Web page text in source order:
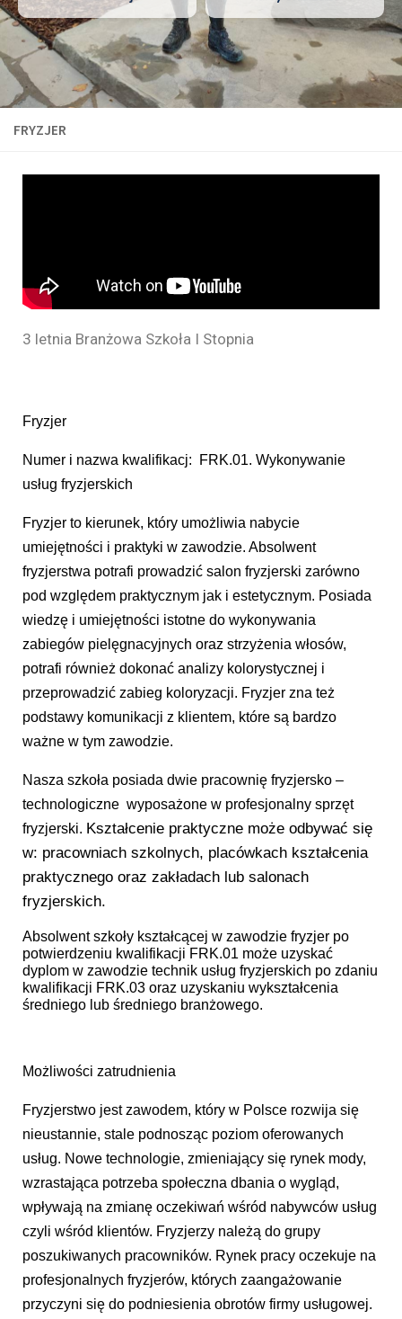
FRYZJER
3 letnia Branżowa Szkoła I Stopnia
Fryzjer
Numer i nazwa kwalifikacj: FRK.01. Wykonywanie
usług fryzjerskich
Fryzjer to kierunek, który umożliwia nabycie
umiejętności i praktyki w zawodzie. Absolwent
fryzjerstwa potrafi prowadzić salon fryzjerski zarówno
pod względem praktycznym jak i estetycznym. Posiada
wiedzę i umiejętności istotne do wykonywania
zabiegów pielęgnacyjnych oraz strzyżenia włosów,
potrafi również dokonać analizy kolorystycznej i
przeprowadzić zabieg koloryzacji. Fryzjer zna też
podstawy komunikacji z klientem, które są bardzo
ważne w tym zawodzie.
Nasza szkoła posiada dwie pracownię fryzjersko –
technologiczne wyposażone w profesjonalny sprzęt
fryzjerski. Kształcenie praktyczne może odbywać się
w: pracowniach szkolnych, placówkach kształcenia
praktycznego oraz zakładach lub salonach
fryzjerskich.
Absolwent szkoły kształcącej w zawodzie fryzjer po
potwierdzeniu kwalifikacji FRK.01 może uzyskać
dyplom w zawodzie technik usług fryzjerskich po zdaniu
kwalifikacji FRK.03 oraz uzyskaniu wykształcenia
średniego lub średniego branżowego.
Możliwości zatrudnienia
Fryzjerstwo jest zawodem, który w Polsce rozwija się
nieustannie, stale podnosząc poziom oferowanych
usług. Nowe technologie, zmieniający się rynek mody,
wzrastająca potrzeba społeczna dbania o wygląd,
wpływają na zmianę oczekiwań wśród nabywców usług
czyli wśród klientów. Fryzjerzy należą do grupy
poszukiwanych pracowników. Rynek pracy oczekuje na
profesjonalnych fryzjerów, których zaangażowanie
przyczyni się do podniesienia obrotów firmy usługowej.